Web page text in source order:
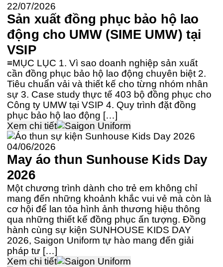
22/07/2026
Sản xuất đồng phục bảo hộ lao
động cho UMW (SIME UMW) tại
VSIP
≡MỤC LỤC 1. Vì sao doanh nghiệp sản xuất
cần đồng phục bảo hộ lao động chuyên biệt 2.
Tiêu chuẩn vải và thiết kế cho từng nhóm nhân
sự 3. Case study thực tế 403 bộ đồng phục cho
Công ty UMW tại VSIP 4. Quy trình đặt đồng
phục bảo hộ lao động […]
Xem chi tiết
04/06/2026
May áo thun Sunhouse Kids Day
2026
Một chương trình dành cho trẻ em không chỉ
mang đến những khoảnh khắc vui vẻ mà còn là
cơ hội để lan tỏa hình ảnh thương hiệu thông
qua những thiết kế đồng phục ấn tượng. Đồng
hành cùng sự kiện SUNHOUSE KIDS DAY
2026, Saigon Uniform tự hào mang đến giải
pháp tư […]
Xem chi tiết